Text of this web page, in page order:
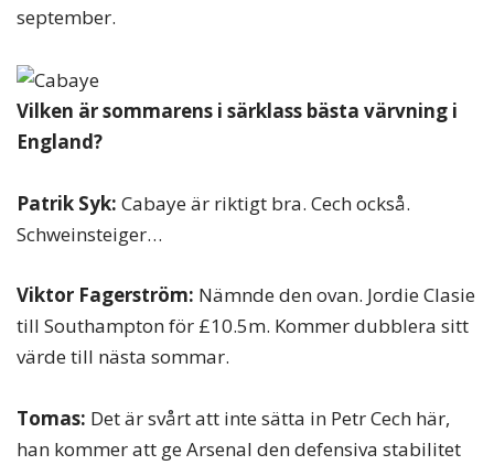
september.
Vilken är sommarens i särklass bästa värvning i
England?
Patrik Syk: Cabaye är riktigt bra. Cech också.
Schweinsteiger…
Viktor Fagerström: Nämnde den ovan. Jordie Clasie
till Southampton för £10.5m. Kommer dubblera sitt
värde till nästa sommar.
Tomas: Det är svårt att inte sätta in Petr Cech här,
han kommer att ge Arsenal den defensiva stabilitet